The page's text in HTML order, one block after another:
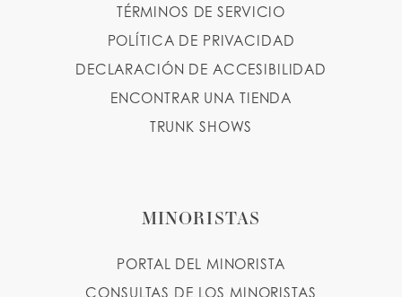
TÉRMINOS DE SERVICIO
POLÍTICA DE PRIVACIDAD
DECLARACIÓN DE ACCESIBILIDAD
ENCONTRAR UNA TIENDA
TRUNK SHOWS
MINORISTAS
PORTAL DEL MINORISTA
CONSULTAS DE LOS MINORISTAS